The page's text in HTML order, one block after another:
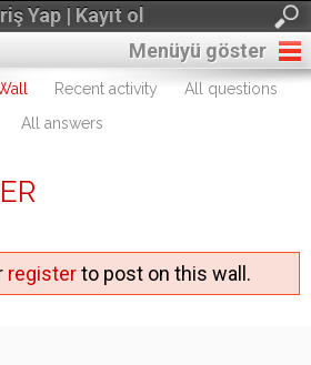
Yap | Kayıt ol
Menüyü göster
Recent activity
All questions
All answers
registerto post on this wall.